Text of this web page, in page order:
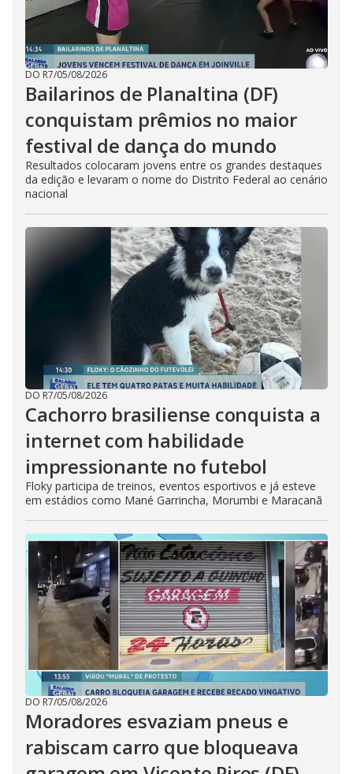
DO R7/05/08/2026
Bailarinos de Planaltina (DF)
conquistam prêmios no maior
festival de dança do mundo
Resultados colocaram jovens entre os grandes destaques
da edição e levaram o nome do Distrito Federal ao cenário
nacional
DO R7/05/08/2026
Cachorro brasiliense conquista a
internet com habilidade
impressionante no futebol
Floky participa de treinos, eventos esportivos e já esteve
em estádios como Mané Garrincha, Morumbi e Maracanã
DO R7/05/08/2026
Moradores esvaziam pneus e
rabiscam carro que bloqueava